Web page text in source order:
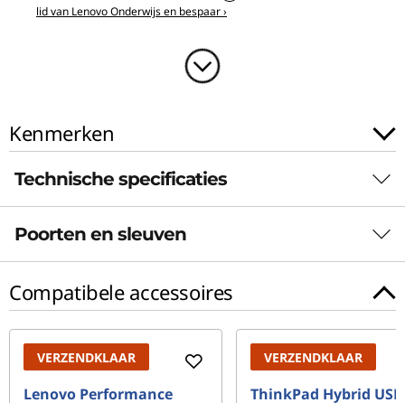
D
lid van Lenovo Onderwijs en bespaar ›
Kenmerken
Technische specificaties
4 cellen, max. 60 Wh
Privacyschuifje voor webcam
Audio
Poorten en sleuven
Compatibele accessoires
VERZENDKLAAR
Lenovo Performance
VERZENDKLAAR
ThinkPad Hybrid